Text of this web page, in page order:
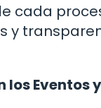
cada
y
Eventos